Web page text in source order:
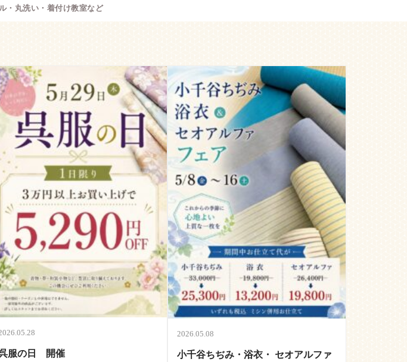
・丸洗い・着付け教室など
服の日 開催
2026.05.08
小千谷ちぢみ・浴衣・ セオアルファ